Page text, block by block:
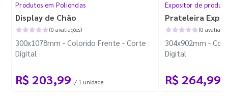
Produtos em Poliondas
Display de Chão
(0 avaliações)
300x1078mm - Colorido Frente - Corte
Digital
R$ 203,99 / 1 unidade
Expositor de
Prateleira
(0
304x902mm -
Digital
R$ 264,99